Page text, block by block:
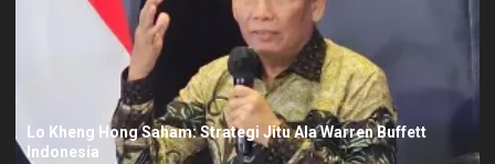
Lo Kheng Hong Saham: Strategi Jitu Ala Warren Buffett
Indonesia